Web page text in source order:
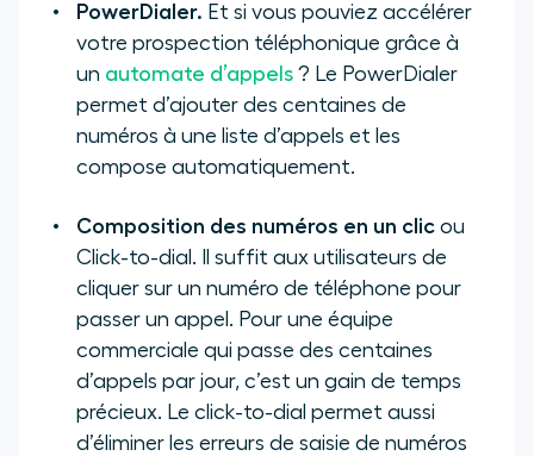
PowerDialer. Et si vous pouviez accélérer
votre prospection téléphonique grâce à
un automate d’appels ? Le PowerDialer
permet d’ajouter des centaines de
numéros à une liste d’appels et les
compose automatiquement.
Composition des numéros en un clic ou
Click-to-dial. Il suffit aux utilisateurs de
cliquer sur un numéro de téléphone pour
passer un appel. Pour une équipe
commerciale qui passe des centaines
d’appels par jour, c’est un gain de temps
précieux. Le click-to-dial permet aussi
d’éliminer les erreurs de saisie de numéros